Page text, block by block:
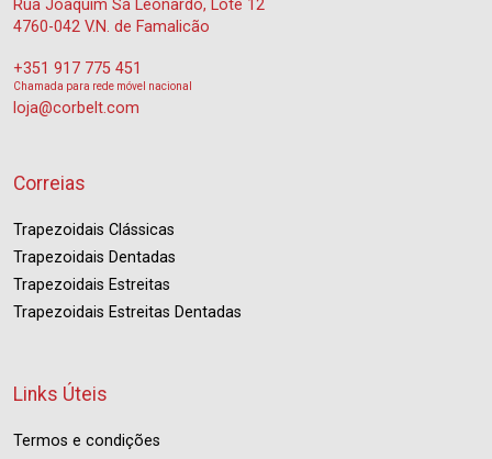
Rua Joaquim Sá Leonardo, Lote 12
4760-042 V.N. de Famalicão
+351 917 775 451
Chamada para rede móvel nacional
loja@corbelt.com
Correias
Trapezoidais Clássicas
Trapezoidais Dentadas
Trapezoidais Estreitas
Trapezoidais Estreitas Dentadas
Links Úteis
Termos e condições